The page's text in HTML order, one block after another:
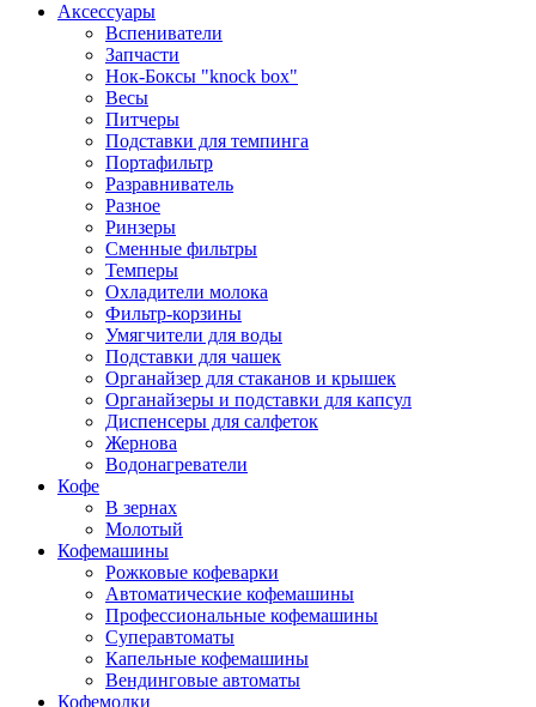
Аксессуары
Вспениватели
Запчасти
Нок-Боксы "knock box"
Весы
Питчеры
Подставки для темпинга
Портафильтр
Разравниватель
Разное
Ринзеры
Сменные фильтры
Темперы
Охладители молока
Фильтр-корзины
Умягчители для воды
Подставки для чашек
Органайзер для стаканов и крышек
Органайзеры и подставки для капсул
Диспенсеры для салфеток
Жернова
Водонагреватели
Кофе
В зернах
Молотый
Кофемашины
Рожковые кофеварки
Автоматические кофемашины
Профессиональные кофемашины
Суперавтоматы
Капельные кофемашины
Вендинговые автоматы
Кофемолки